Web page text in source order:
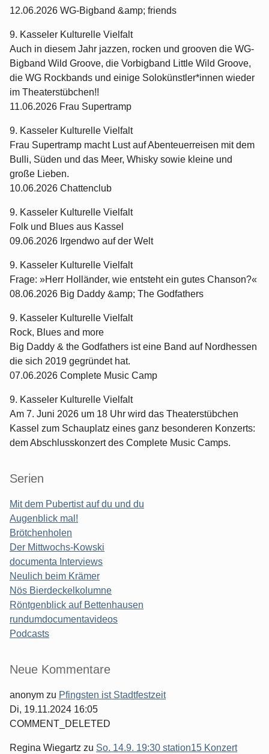
12.06.2026 WG-Bigband &amp; friends
9. Kasseler Kulturelle Vielfalt
Auch in diesem Jahr jazzen, rocken und grooven die WG-
Bigband Wild Groove, die Vorbigband Little Wild Groove,
die WG Rockbands und einige Solokünstler*innen wieder
im Theaterstübchen!!
11.06.2026 Frau Supertramp
9. Kasseler Kulturelle Vielfalt
Frau Supertramp macht Lust auf Abenteuerreisen mit dem
Bulli, Süden und das Meer, Whisky sowie kleine und
große Lieben.
10.06.2026 Chattenclub
9. Kasseler Kulturelle Vielfalt
Folk und Blues aus Kassel
09.06.2026 Irgendwo auf der Welt
9. Kasseler Kulturelle Vielfalt
Frage: »Herr Holländer, wie entsteht ein gutes Chanson?«
08.06.2026 Big Daddy &amp; The Godfathers
9. Kasseler Kulturelle Vielfalt
Rock, Blues and more
Big Daddy & the Godfathers ist eine Band auf Nordhessen
die sich 2019 gegründet hat.
07.06.2026 Complete Music Camp
9. Kasseler Kulturelle Vielfalt
Am 7. Juni 2026 um 18 Uhr wird das Theaterstübchen
Kassel zum Schauplatz eines ganz besonderen Konzerts:
dem Abschlusskonzert des Complete Music Camps.
Serien
Mit dem Pubertist auf du und du
Augenblick mal!
Brötchenholen
Der Mittwochs-Kowski
documenta Interviews
Neulich beim Krämer
Nös Bierdeckelkolumne
Röntgenblick auf Bettenhausen
rundumdocumentavideos
Podcasts
Seitenleiste
Neue Kommentare
anonym zu Pfingsten ist Stadtfestzeit
Di, 19.11.2024 16:05
COMMENT_DELETED
Regina Wiegartz zu So. 14.9. 19:30 station15 Konzert